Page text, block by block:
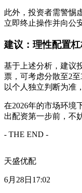
此外，投资者需警惕
立即终止操作并向公
建议：理性配置
基于上述分析，建议
票，可考虑分散至2至
以个人独立判断为准
在2026年的市场环境
出配资第一步前，不
- THE END -
天盛优配
6月28日17:02